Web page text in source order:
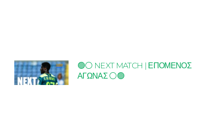
🟢⚪ NEXT MATCH | ΕΠΟΜΕΝΟΣ
ΑΓΩΝΑΣ ⚪🟢